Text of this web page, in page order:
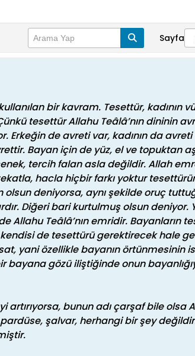
Sayfa
bir kavram. Tesettür, kadının
tesettür Allahu Teâlâ’nın dininin
de avreti var, kadının da
Bayan için de yüz, el ve topuktan
tercih falan asla değildir. Allah
hacla hiçbir farkı yoktur
deniyorsa, aynı şekilde oruç
Diğeri bari kurtulmuş olsun
Allahu Teâlâ’nın emridir. Bayanların
de tesettürü gerektirecek hale
yani özellikle bayanın örtünmesinin
gözü iliştiğinde onun
artırıyorsa, bunun adı çarşaf bile olsa
şalvar, herhangi bir şey